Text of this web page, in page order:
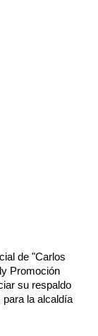
de "Carlos
Promoción
su respaldo
la alcaldía